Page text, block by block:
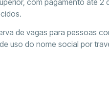
de vagas para pessoas
uso do nome social por